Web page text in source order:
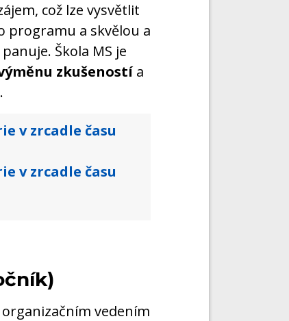
což lze vysvětlit
programu a skvělou a
Škola MS je
zkušenostía
.
v zrcadle času
v zrcadle času
vedením